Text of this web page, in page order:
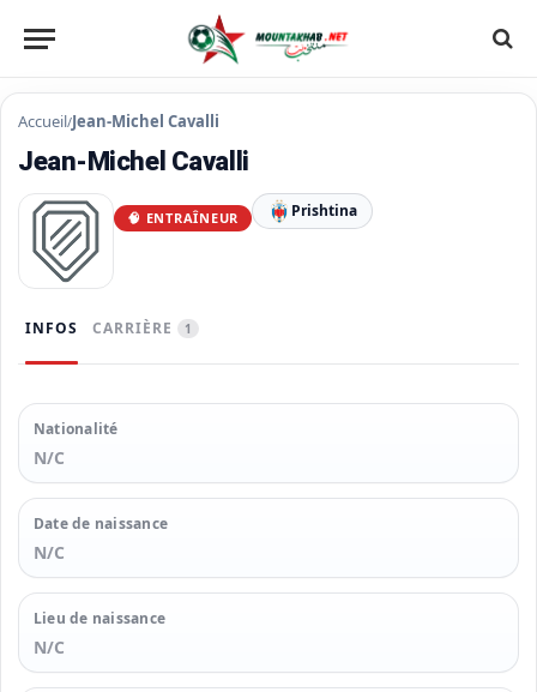
Accueil/Jean-Michel Cavalli
Jean-Michel Cavalli
🧠 ENTRAÎNEUR Prishtina
INFOS CARRIÈRE 1
Nationalité
N/C
Date de naissance
N/C
Lieu de naissance
N/C